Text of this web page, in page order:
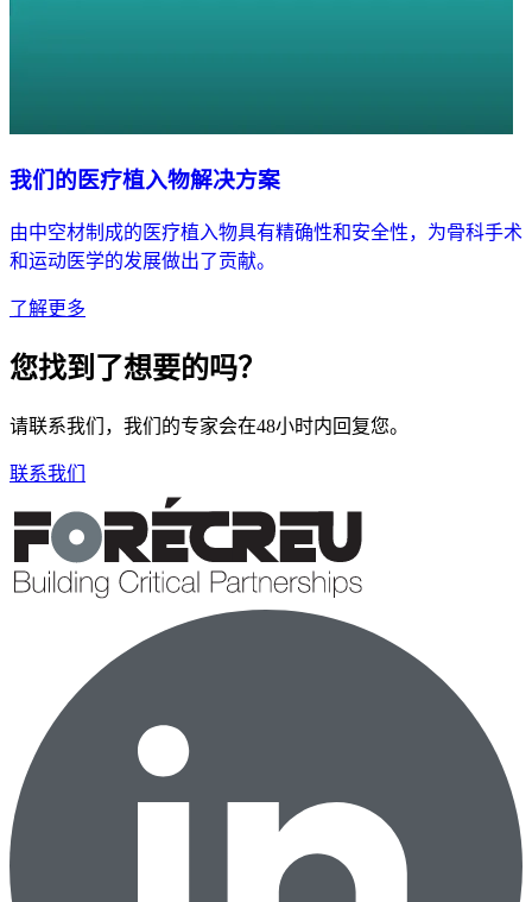
我们的医疗植入物解决方案
由中空材制成的医疗植入物具有精确性和安全性，为骨科手术
和运动医学的发展做出了贡献。
了解更多
您找到了想要的吗？
请联系我们，我们的专家会在48小时内回复您。
联系我们